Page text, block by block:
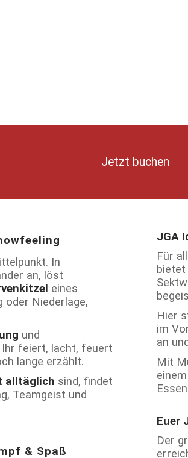
Jetzt buchen
In
an, löst
eines
oder Niederlage,
und
feiert, lacht, feuert
lange erzählt.
alltäglich sind, findet
Teamgeist und
& Spaß
JGA
Für
bietet
Hier
im
an
Mit
Euer
Der